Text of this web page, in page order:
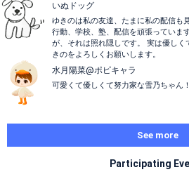
いぬドッグ
ゆきのは私の友達、たまに私の配信も
行動、学校、塾、配信を頑張っていま
が、それは照れ隠しです。 実は優し
きのをよろしくお願いします。
水月陽菜@ポピキャラ
可愛くて優しくて努力家な雪乃ちゃん
See more
Participating